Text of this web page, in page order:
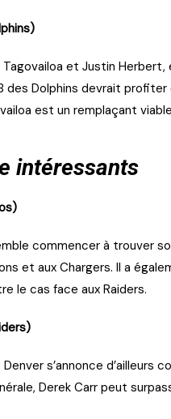
et Justin Herbert,
des Dolphins devrait
est un remplaçant
intéressants
commencer à trouver
et aux Chargers. Il a
le cas face aux Raiders.
s’annonce d’ailleurs
Derek Carr peut